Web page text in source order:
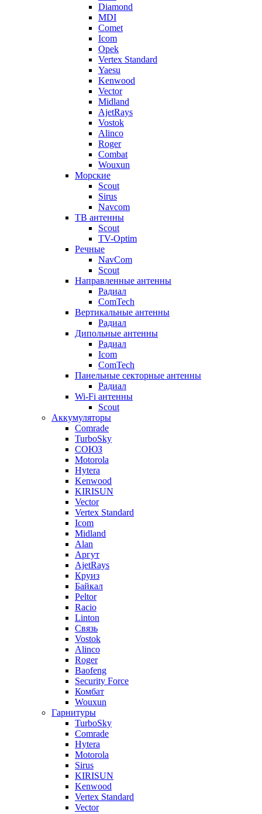
Diamond
MDI
Comet
Icom
Opek
Vertex Standard
Yaesu
Kenwood
Vector
Midland
AjetRays
Vostok
Alinco
Roger
Combat
Wouxun
Морские
Scout
Sirus
Navcom
ТВ антенны
Scout
TV-Optim
Речные
NavCom
Scout
Направленные антенны
Радиал
ComTech
Вертикальные антенны
Радиал
Дипольные антенны
Радиал
Icom
ComTech
Панельные секторные антенны
Радиал
Wi-Fi антенны
Scout
Аккумуляторы
Comrade
TurboSky
СОЮЗ
Motorola
Hytera
Kenwood
KIRISUN
Vector
Vertex Standard
Icom
Midland
Alan
Аргут
AjetRays
Круиз
Байкал
Peltor
Racio
Linton
Связь
Vostok
Alinco
Roger
Baofeng
Security Force
Комбат
Wouxun
Гарнитуры
TurboSky
Comrade
Hytera
Motorola
Sirus
KIRISUN
Kenwood
Vertex Standard
Vector